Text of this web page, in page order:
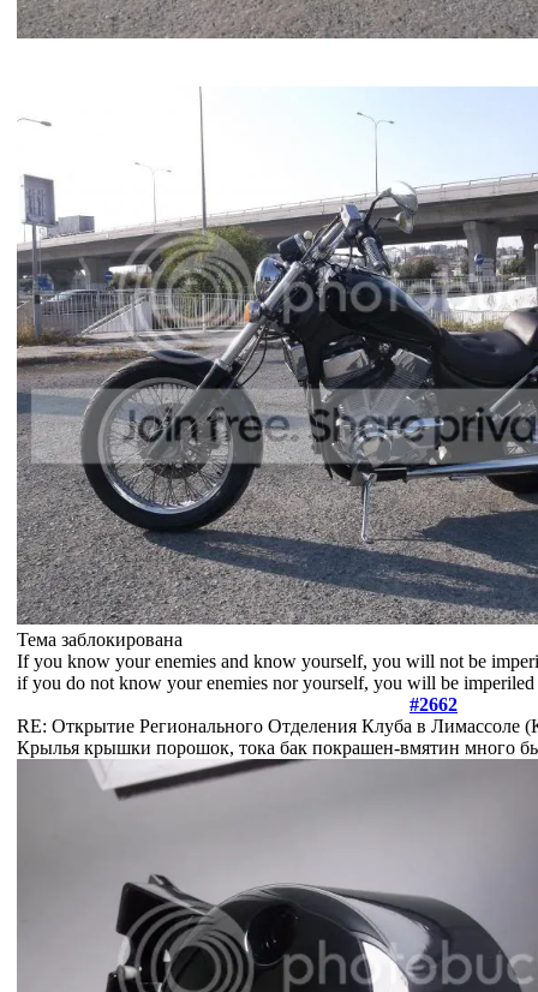
Тема заблокирована
If you know your enemies and know yourself, you will not be
if you do not know your enemies nor yourself, you will be
#2662
RE: Открытие Регионального Отделения Клуба в Лимассоле
Крылья крышки порошок, тока бак покрашен-вмятин много